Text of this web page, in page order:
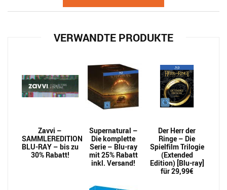
VERWANDTE PRODUKTE
Zavvi –
SAMMLEREDITION
BLU-RAY – bis zu
30% Rabatt!
Supernatural –
Die komplette
Serie – Blu-ray
mit 25% Rabatt
inkl. Versand!
Der Herr der
Ringe – Die
Spielfilm Trilogie
(Extended
Edition) [Blu-ray]
für 29,99€